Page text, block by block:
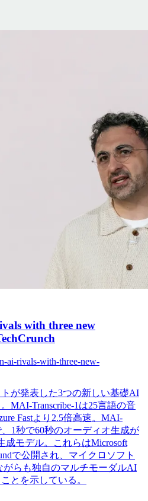
with three new
ai-rivals-with-three-new-
が発表した3つの新しい基礎AI
MAI-Transcribe-1は25言語の音
Fastより2.5倍高速。MAI-
1秒で60秒のオーディオ生成が
成モデル。これらはMicrosoft
で公開され、マイクロソフト
がらも独自のマルチモーダルAI
とを示している。